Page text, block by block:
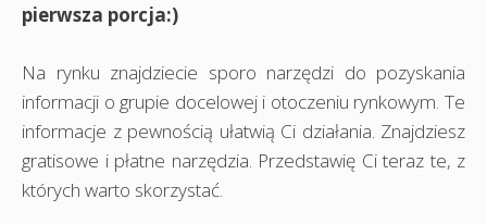
pierwsza porcja:)
Na rynku znajdziecie sporo narzędzi do pozyskania
informacji o grupie docelowej i otoczeniu rynkowym. Te
informacje z pewnością ułatwią Ci działania. Znajdziesz
gratisowe i płatne narzędzia. Przedstawię Ci teraz te, z
których warto skorzystać.